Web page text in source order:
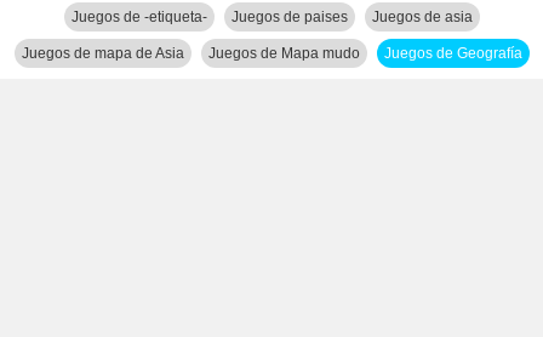
Juegos de -etiqueta- Juegos de paises Juegos de asia
Juegos de mapa de Asia Juegos de Mapa mudo Juegos de Geografía